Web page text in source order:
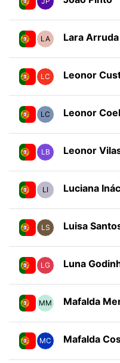
LA Lara Arruda
LC Leonor
LC Leonor
LB Leonor
LI Luciana
LS Luisa
LG Luna
MM Mafalda
MC Mafalda